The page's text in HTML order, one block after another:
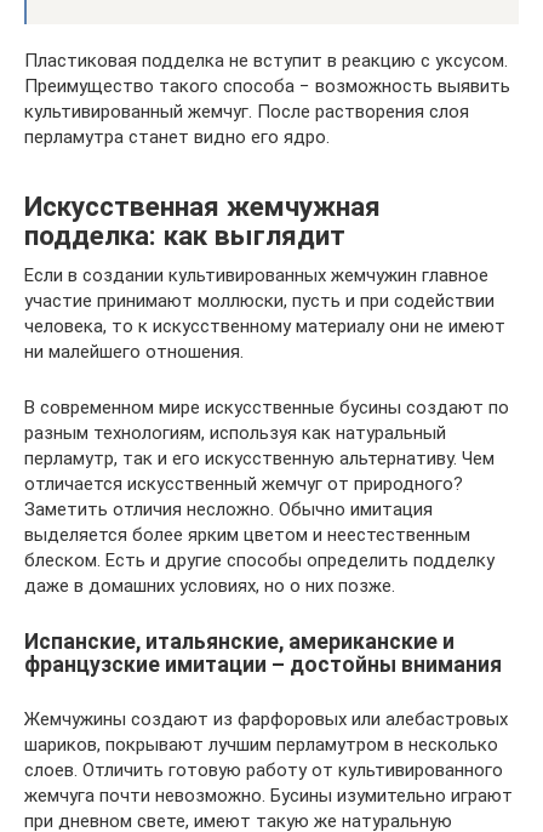
Пластиковая подделка не вступит в реакцию с уксусом.
Преимущество такого способа − возможность выявить
культивированный жемчуг. После растворения слоя
перламутра станет видно его ядро.
Искусственная жемчужная
подделка: как выглядит
Если в создании культивированных жемчужин главное
участие принимают моллюски, пусть и при содействии
человека, то к искусственному материалу они не имеют
ни малейшего отношения.
В современном мире искусственные бусины создают по
разным технологиям, используя как натуральный
перламутр, так и его искусственную альтернативу. Чем
отличается искусственный жемчуг от природного?
Заметить отличия несложно. Обычно имитация
выделяется более ярким цветом и неестественным
блеском. Есть и другие способы определить подделку
даже в домашних условиях, но о них позже.
Испанские, итальянские, американские и
французские имитации – достойны внимания
Жемчужины создают из фарфоровых или алебастровых
шариков, покрывают лучшим перламутром в несколько
слоев. Отличить готовую работу от культивированного
жемчуга почти невозможно. Бусины изумительно играют
при дневном свете, имеют такую же натуральную